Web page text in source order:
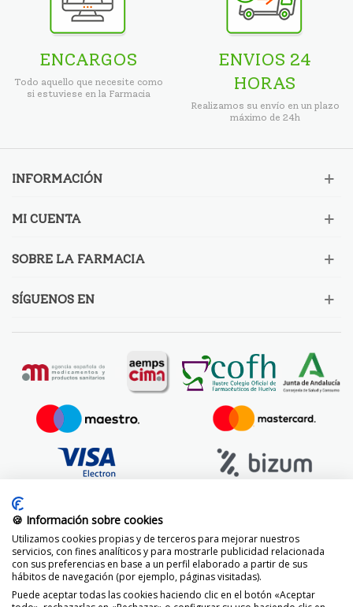
ENCARGOS
Todo aquello que necesite como
si estuviese en la Farmacia
ENVIOS 24
HORAS
Realizamos su envío en un plazo
máximo de 24h
INFORMACIÓN
MI CUENTA
SOBRE LA FARMACIA
SÍGUENOS EN
🍪 Información sobre cookies
Utilizamos cookies propias y de terceros para mejorar nuestros
servicios, con fines analíticos y para mostrarle publicidad relacionada
con sus preferencias en base a un perfil elaborado a partir de sus
hábitos de navegación (por ejemplo, páginas visitadas).
Puede aceptar todas las cookies haciendo clic en el botón «Aceptar